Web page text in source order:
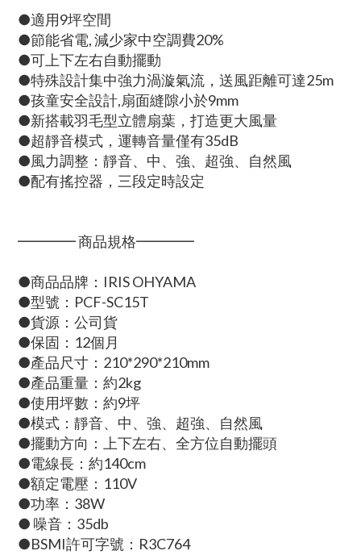
●適用9坪空間
●節能省電, 減少家中空調費20%
●可上下左右自動擺動
●特殊設計集中強力渦漩氣流，送風距離可達25m
●孩童安全設計,扇面縫隙小於9mm
●新搭載羽毛型立體扇葉，打造更大風量
●超靜音模式，運轉音量僅有35dB
●風力調整：靜音、中、強、超強、自然風
●配有搖控器，三段定時設定
━━━━ 商品規格━━━━
●商品品牌：IRIS OHYAMA
●型號：PCF-SC15T
●貨源：公司貨
●保固：12個月
●產品尺寸：210*290*210mm
●產品重量：約2kg
●使用坪數：約9坪
●模式：靜音、中、強、超強、自然風
●擺動方向：上下左右、全方位自動擺頭
●電線長：約140cm
●額定電壓：110V
●功率：38W
● 噪音：35db
●BSMI許可字號：R3C764